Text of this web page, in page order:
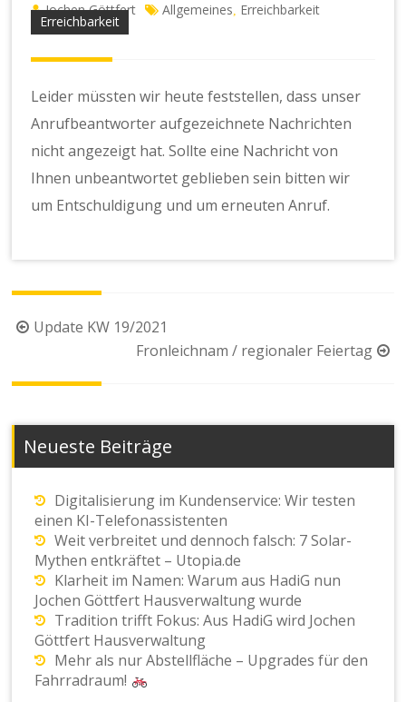
Erreichbarkeit
Jochen Göttfert Allgemeines Erreichbarkeit
Leider müssten wir heute feststellen, dass unser
Anrufbeantworter aufgezeichnete Nachrichten
nicht angezeigt hat. Sollte eine Nachricht von
Ihnen unbeantwortet geblieben sein bitten wir
um Entschuldigung und um erneuten Anruf.
Beitragsnavigation
Update KW 19/2021
Fronleichnam / regionaler Feiertag
Neueste Beiträge
Digitalisierung im Kundenservice: Wir testen
einen KI-Telefonassistenten
Weit verbreitet und dennoch falsch: 7 Solar-
Mythen entkräftet – Utopia.de
Klarheit im Namen: Warum aus HadiG nun
Jochen Göttfert Hausverwaltung wurde
Tradition trifft Fokus: Aus HadiG wird Jochen
Göttfert Hausverwaltung
Mehr als nur Abstellfläche – Upgrades für den
Fahrradraum!